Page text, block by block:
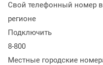
Свой телефонный номер
регионе
Подключить
8-800
Местные городские
Частые ошибки
переадресацию в
5 ключевых преимуществ
для бизнеса
← Журнал